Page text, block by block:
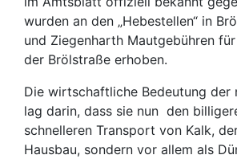
wurden an den „Hebestellen“ in
und Ziegenharth Mautgebühren
der Brölstraße erhoben.
Die wirtschaftliche Bedeutung der
lag darin, dass sie nun den
schnelleren Transport von Kalk,
Hausbau, sondern vor allem als